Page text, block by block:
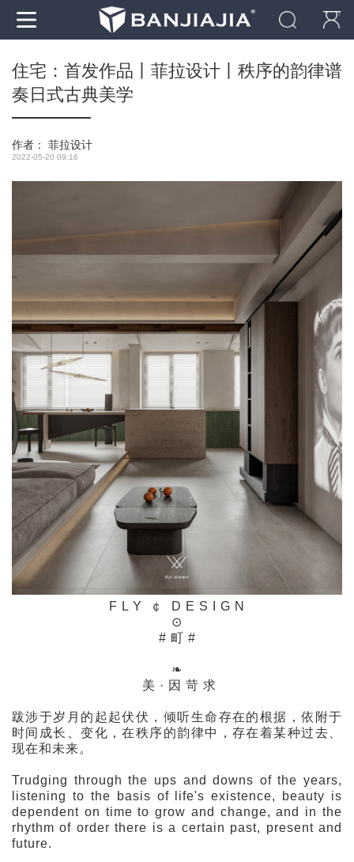
住宅：首发作品丨菲拉设计丨秩序的韵律谱
奏日式古典美学
作者： 菲拉设计
2022-05-20 09:16
F L Y ￠ D E S I G N
⊙
# 町 #
❧
美 · 因 苛 求
跋涉于岁月的起起伏伏，倾听生命存在的根据，依附于
时间成长、变化，在秩序的韵律中，存在着某种过去、
现在和未来。
Trudging through the ups and downs of the years,
listening to the basis of life's existence, beauty is
dependent on time to grow and change, and in the
rhythm of order there is a certain past, present and
future.